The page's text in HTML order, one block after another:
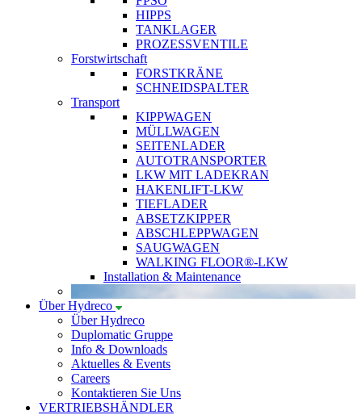
HIPPS
TANKLAGER
PROZESSVENTILE
Forstwirtschaft
FORSTKRÄNE
SCHNEIDSPALTER
Transport
KIPPWAGEN
MÜLLWAGEN
SEITENLADER
AUTOTRANSPORTER
LKW MIT LADEKRAN
HAKENLIFT-LKW
TIEFLADER
ABSETZKIPPER
ABSCHLEPPWAGEN
SAUGWAGEN
WALKING FLOOR®-LKW
Installation & Maintenance
Über Hydreco
Über Hydreco
Duplomatic Gruppe
Info & Downloads
Aktuelles & Events
Careers
Kontaktieren Sie Uns
VERTRIEBSHÄNDLER